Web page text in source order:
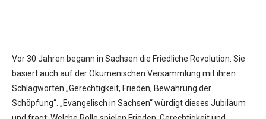
Vor 30 Jahren begann in Sachsen die Friedliche Revolution. Sie
basiert auch auf der Ökumenischen Versammlung mit ihren
Schlagworten „Gerechtigkeit, Frieden, Bewahrung der
Schöpfung“. „Evangelisch in Sachsen“ würdigt dieses Jubiläum